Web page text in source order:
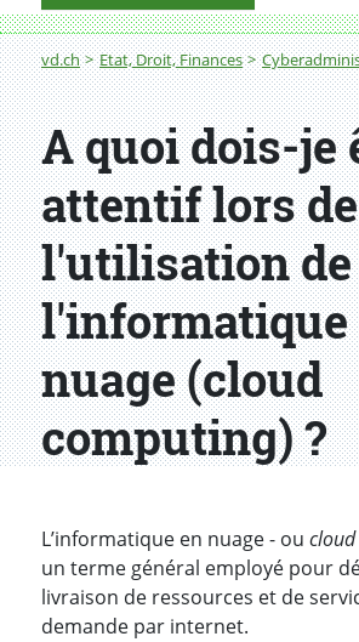
Fil d'Ariane
vd.ch Etat, Droit, Finances
A quoi dois-je
attentif lors de
l'utilisation de
l'informatique
nuage (cloud
computing) ?
L’informatique en nuage - ou
un terme général employé pour
livraison de ressources et de
demande par internet.